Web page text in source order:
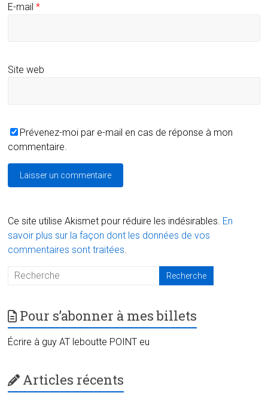
E-mail*
Site web
Prévenez-moi par e-mail en cas de réponse à mon
commentaire.
Ce site utilise Akismet pour réduire les indésirables. En
savoir plus sur la façon dont les données de vos
commentaires sont traitées.
Pour s’abonner à mes billets
Écrire à guy AT leboutte POINT eu
Articles récents